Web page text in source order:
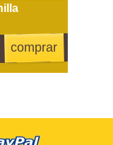
comprar